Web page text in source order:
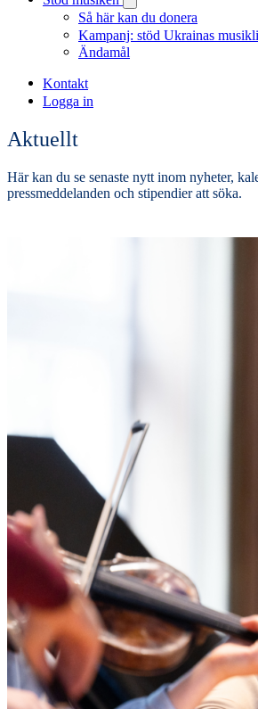
Så här kan du donera
Kampanj: stöd Ukrainas
Ändamål
Kontakt
Logga in
Aktuellt
Här kan du se senaste nytt inom nyheter,
pressmeddelanden och stipendier att söka.